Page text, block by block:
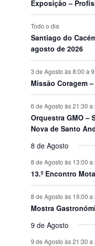
o
s
Exposição –
Todo o dia
Santiago do
agosto de 2026
3 de Agosto às 8:00 a
Missão Coragem
6 de Agosto às 21:30 a
Orquestra GMO –
Nova de Santo
8 de Agosto
8 de Agosto às 13:00 a
13.º Encontro
8 de Agosto às 19:00 a
Mostra
9 de Agosto
9 de Agosto às 21:30 a